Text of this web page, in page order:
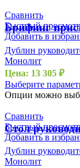
Сравнить
Быстрый
Добавить в
Брифинг
Дублин
Монолит
Цена: 13 305 ₽
Выберите
Опции можно
Сравнить
Быстрый
Добавить в
Стол
Дублин
Монолит